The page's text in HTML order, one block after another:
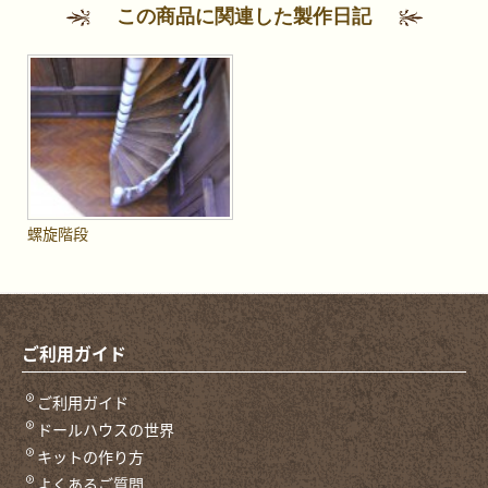
この商品に関連した製作日記
螺旋階段
ご利用ガイド
ご利用ガイド
ドールハウスの世界
キットの作り方